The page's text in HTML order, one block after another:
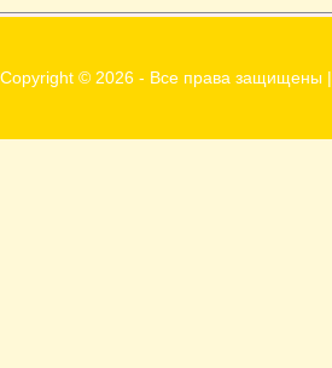
Copyright © 2026 - Все права защищены |